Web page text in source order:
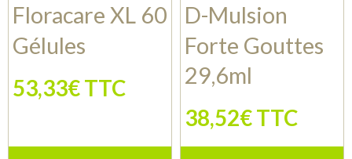
Floracare XL 60
Gélules
53,33€ TTC
D-Mulsion
Forte Gouttes
29,6ml
38,52€ TTC